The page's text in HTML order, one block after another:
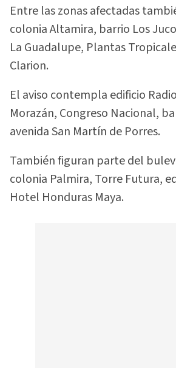
Entre las zonas afectadas
colonia Altamira, barrio Los
La Guadalupe, Plantas
Clarion.
El aviso contempla edificio
Morazán, Congreso Nacional,
avenida San Martín de Porres.
También figuran parte del
colonia Palmira, Torre Futura,
Hotel Honduras Maya.